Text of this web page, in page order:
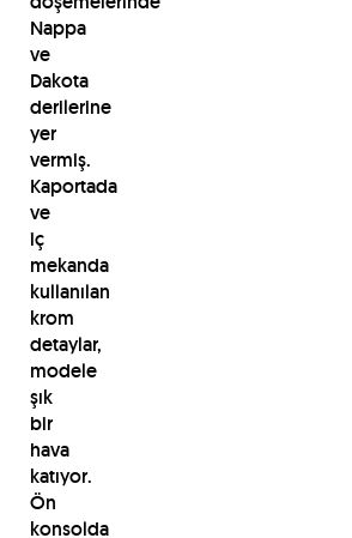
Nappa
ve
Dakota
derilerine
yer
vermiş.
Kaportada
ve
iç
mekanda
kullanılan
krom
detaylar,
modele
şık
bir
hava
katıyor.
Ön
konsolda